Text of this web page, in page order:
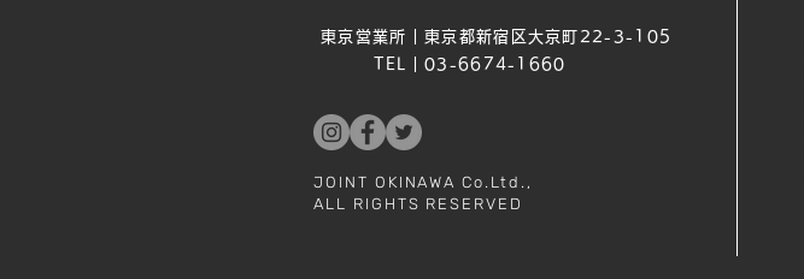
東京営業所｜
TEL｜
東京都新宿区大京町22-3-105
03-6674-1660
JOINT OKINAWA Co.Ltd.,
ALL RIGHTS RESERVED